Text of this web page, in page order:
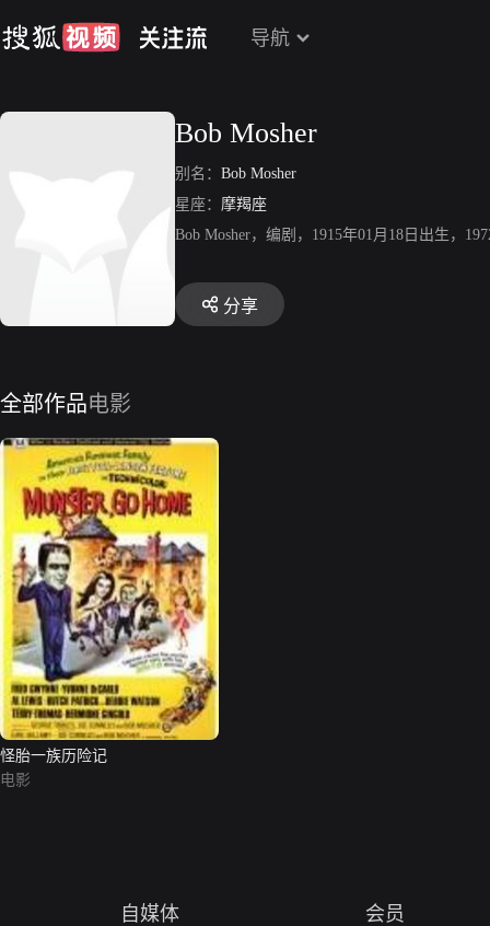
导航
Bob Mosher
别名： Bob Mosher
星座： 摩羯座
Bob Mosher，编剧，1915年01月18日出生，
分享
全部作品电影
怪胎一族历险记
电影
自媒体 会员